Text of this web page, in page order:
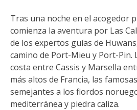
Tras una noche en el acogedor
comienza la aventura por Las
de los expertos guías de
camino de Port-Mieu y Port-Pin.
costa entre Cassis y Marsella
más altos de Francia, las
semejantes a los fiordos
mediterránea y piedra caliza.